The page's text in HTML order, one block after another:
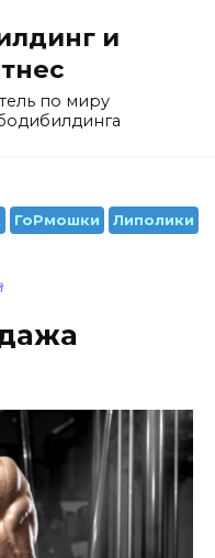
и
по миру
ГоРмошки Липолики